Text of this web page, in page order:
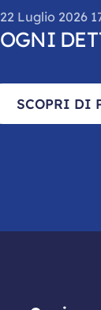
22 Luglio 2026
OGNI
SCOPRI DI